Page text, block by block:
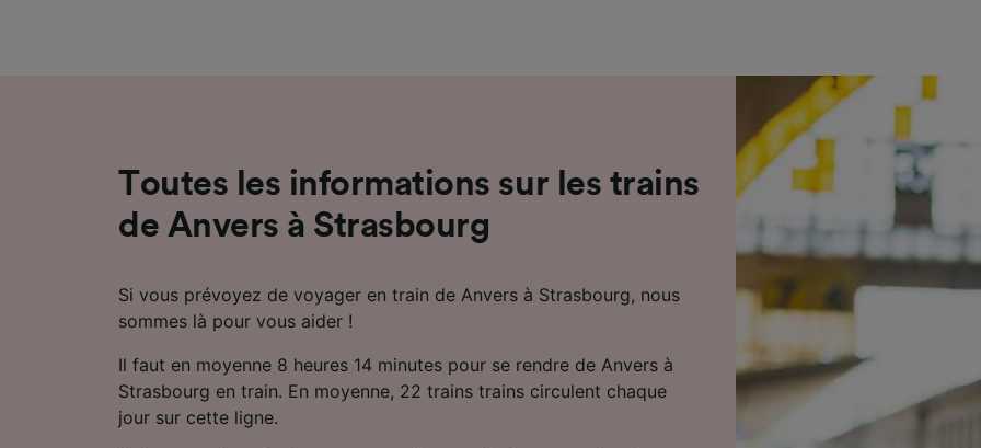
Toutes les informations sur les trains
de Anvers à Strasbourg
Si vous prévoyez de voyager en train de Anvers à Strasbourg, nous
sommes là pour vous aider !
Il faut en moyenne 8 heures 14 minutes pour se rendre de Anvers à
Strasbourg en train. En moyenne, 22 trains trains circulent chaque
jour sur cette ligne.